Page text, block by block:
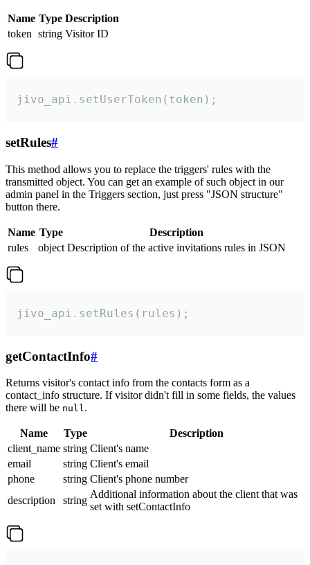
Name Type Description
token string Visitor ID
jivo_api.setUserToken(token);
setRules#
This method allows you to replace the triggers' rules with the
transmitted object. You can get an example of such object in our
admin panel in the Triggers section, just press "JSON structure"
button there.
Name Type
Description
rules
object Description of the active invitations rules in JSON
jivo_api.setRules(rules);
getContactInfo#
Returns visitor's contact info from the contacts form as a
contact_info structure. If visitor didn't fill in some fields, the values
there will be null.
Name Type
Description
client_name string Client's name
email
string Client's email
phone
string Client's phone number
description
string
Additional information about the client that was
set with setContactInfo